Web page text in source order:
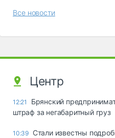
Все новости
Центр
12:21
Брянский
штраф за негабаритный груз
10:39 Стали известны